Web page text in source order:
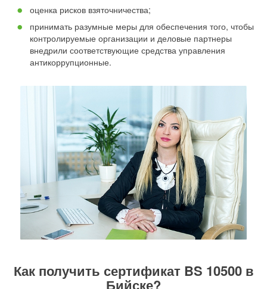
оценка рисков взяточничества;
принимать разумные меры для обеспечения того, чтобы
контролируемые организации и деловые партнеры
внедрили соответствующие средства управления
антикоррупционные.
Как получить сертификат BS 10500 в
Бийске?